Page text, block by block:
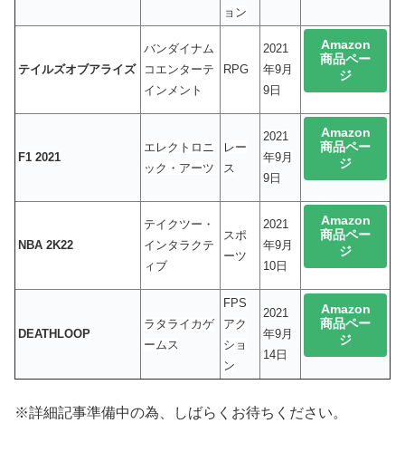
ョン
テイルズオブアライズ
バンダイナム
コエンターテ
インメント
RPG
2021
年9月
9日
Amazon
商品ペー
ジ
F1 2021
エレクトロニ
ック・アーツ
レー
ス
2021
年9月
9日
Amazon
商品ペー
ジ
NBA 2K22
テイクツー・
インタラクテ
ィブ
スポ
ーツ
2021
年9月
10日
Amazon
商品ペー
ジ
DEATHLOOP
ラタライカゲ
ームス
FPS
アク
ショ
ン
2021
年9月
14日
Amazon
商品ペー
ジ
※詳細記事準備中の為、しばらくお待ちください。